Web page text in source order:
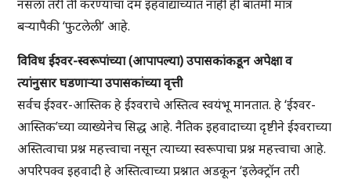
नसला तरी ती करण्याचा दम इहवाद्यांच्यात नाही ही बातमी मात्र
बऱ्यापैकी ‘फुटलेली’ आहे.
विविध ईश्वर-स्वरूपांच्या (आपापल्या) उपासकांकडून अपेक्षा व
त्यांनुसार घडणाऱ्या उपासकांच्या वृत्ती
सर्वच ईश्वर-आस्तिक हे ईश्वराचे अस्तित्व स्वयंभू मानतात. हे ‘ईश्वर-
आस्तिक’च्या व्याख्येनेच सिद्ध आहे. नैतिक इहवादाच्या दृष्टीने ईश्वराच्या
अस्तित्वाचा प्रश्न महत्त्वाचा नसून त्याच्या स्वरूपाचा प्रश्न महत्त्वाचा आहे.
अपरिपक्व इहवादी हे अस्तित्वाच्या प्रश्नात अडकून ‘इलेक्ट्रॉन तरी